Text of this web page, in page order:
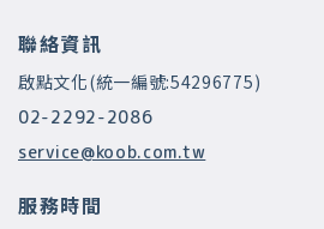
聯絡資訊
啟點文化(統一編號:54296775)
02-2292-2086
service@koob.com.tw
服務時間